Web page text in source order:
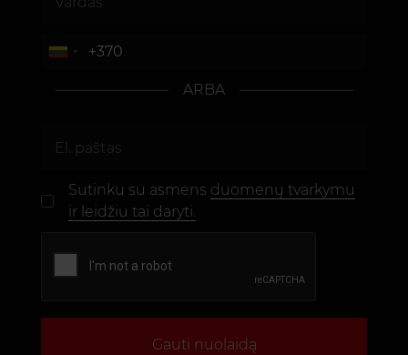
ARBA
Sutinku su asmens duomenų tvarkymu
ir leidžiu tai daryti.
Gauti nuolaidą